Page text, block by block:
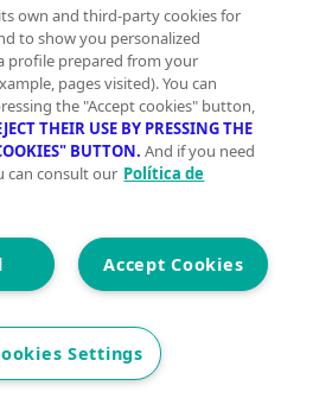
40 años
%
own and third-party cookies for
to show you personalized
profile prepared from your
pages visited). You can
the "Accept cookies" button,
THEIR USE BY PRESSING THE
BUTTON. And if you need
can consult our Política de
Accept Cookies
Settings